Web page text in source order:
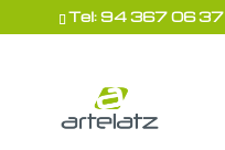
Tel: 94 367 06 37